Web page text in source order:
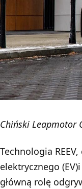
Chiński Leapmotor
Technologia REEV,
elektrycznego
główną rolę